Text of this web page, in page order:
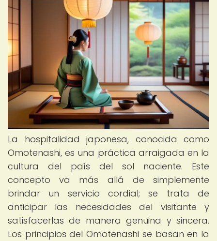
La hospitalidad japonesa, conocida como
Omotenashi, es una práctica arraigada en la
cultura del país del sol naciente. Este
concepto va más allá de simplemente
brindar un servicio cordial; se trata de
anticipar las necesidades del visitante y
satisfacerlas de manera genuina y sincera.
Los principios del Omotenashi se basan en la